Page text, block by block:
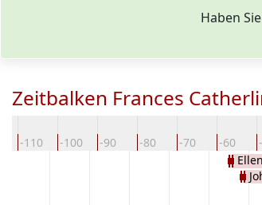
Haben
Zeitbalken Frances
-110 -100 -90 -80 -70 -60